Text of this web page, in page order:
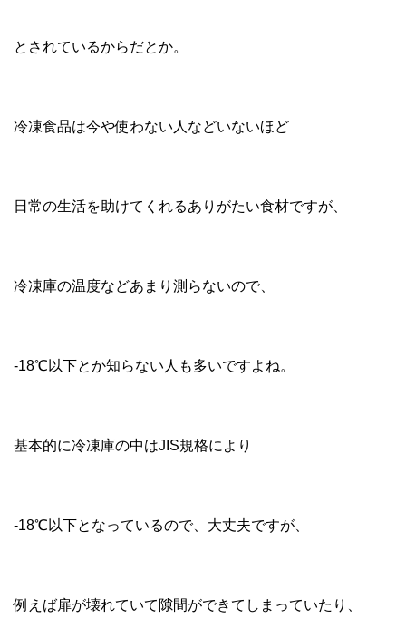
とされているからだとか。
冷凍食品は今や使わない人などいないほど
日常の生活を助けてくれるありがたい食材ですが、
冷凍庫の温度などあまり測らないので、
-18℃以下とか知らない人も多いですよね。
基本的に冷凍庫の中はJIS規格により
-18℃以下となっているので、大丈夫ですが、
例えば扉が壊れていて隙間ができてしまっていたり、